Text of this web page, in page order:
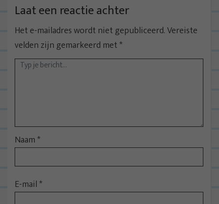
Laat een reactie achter
Het e-mailadres wordt niet gepubliceerd.Vereiste
velden zijn gemarkeerd met*
Naam*
E-mail*